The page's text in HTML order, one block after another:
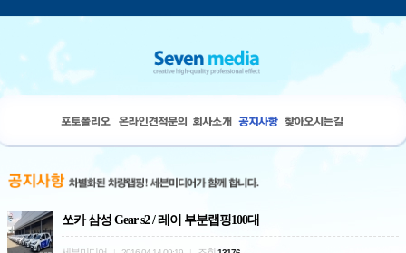
쏘카 삼성 Gear s2 / 레이 부분랩핑100대